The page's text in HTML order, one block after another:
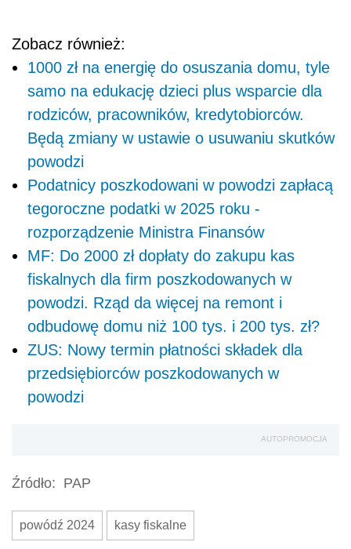
Zobacz również:
1000 zł na energię do osuszania domu, tyle
samo na edukację dzieci plus wsparcie dla
rodziców, pracowników, kredytobiorców.
Będą zmiany w ustawie o usuwaniu skutków
powodzi
Podatnicy poszkodowani w powodzi zapłacą
tegoroczne podatki w 2025 roku -
rozporządzenie Ministra Finansów
MF: Do 2000 zł dopłaty do zakupu kas
fiskalnych dla firm poszkodowanych w
powodzi. Rząd da więcej na remont i
odbudowę domu niż 100 tys. i 200 tys. zł?
ZUS: Nowy termin płatności składek dla
przedsiębiorców poszkodowanych w
powodzi
AUTOPROMOCJA
Źródło: PAP
powódź 2024 kasy fiskalne